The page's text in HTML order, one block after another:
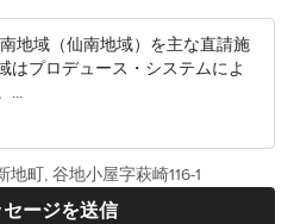
地域（仙南地域）を主な直請施
はプロデュース・システムによ
...
ージを送信
町, 谷地小屋字萩崎116-1